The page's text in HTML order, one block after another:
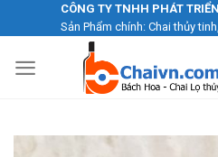
to
content
CÔNG TY TNHH PHÁT
Sản Phẩm chính: Chai thủy